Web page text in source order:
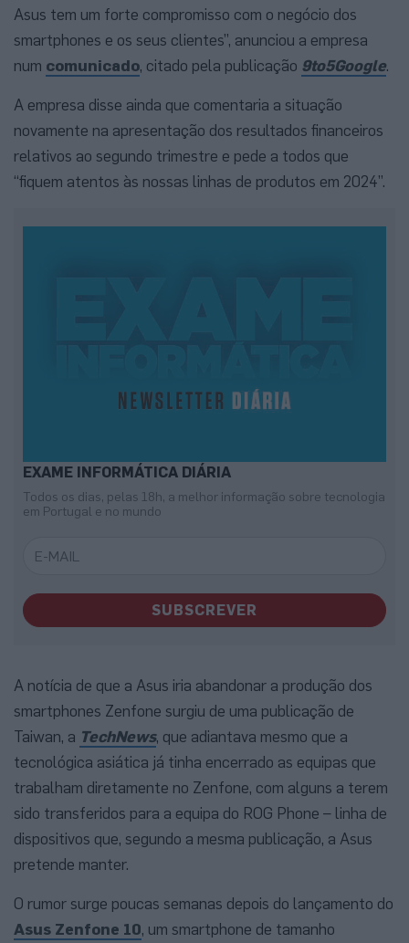
Asus tem um forte compromisso com o negócio dos
smartphones e os seus clientes”, anunciou a empresa
num comunicado, citado pela publicação 9to5Google.
A empresa disse ainda que comentaria a situação
novamente na apresentação dos resultados financeiros
relativos ao segundo trimestre e pede a todos que
“fiquem atentos às nossas linhas de produtos em 2024”.
EXAME INFORMÁTICA DIÁRIA
Todos os dias, pelas 18h, a melhor informação sobre tecnologia
em Portugal e no mundo
SUBSCREVER
A notícia de que a Asus iria abandonar a produção dos
smartphones Zenfone surgiu de uma publicação de
Taiwan, a TechNews, que adiantava mesmo que a
tecnológica asiática já tinha encerrado as equipas que
trabalham diretamente no Zenfone, com alguns a terem
sido transferidos para a equipa do ROG Phone – linha de
dispositivos que, segundo a mesma publicação, a Asus
pretende manter.
O rumor surge poucas semanas depois do lançamento do
Asus Zenfone 10, um smartphone de tamanho